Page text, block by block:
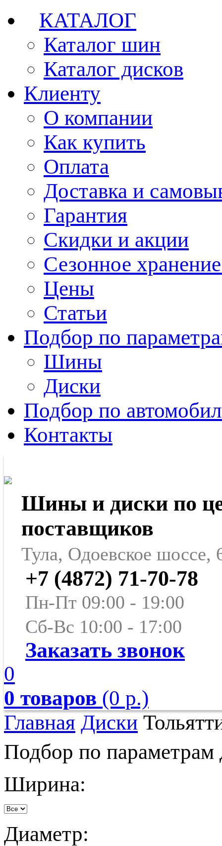
КАТАЛОГ
Каталог шин
Каталог дисков
Клиенту
О компании
Как купить
Оплата
Доставка и
Гарантия
Скидки и акции
Сезонное
Цены
Статьи
Подбор по
Шины
Диски
Подбор по
Контакты
Шины и диски по
поставщиков
Тула, Одоевское шоссе,
+7 (4872) 71-70-78
Пн-Пт 09:00 - 19:00
Сб-Вс 10:00 - 17:00
Заказать звонок
0
0 товаров (0 р.)
Главная Диски
Подбор по параметрам
Ширина:
Диаметр: